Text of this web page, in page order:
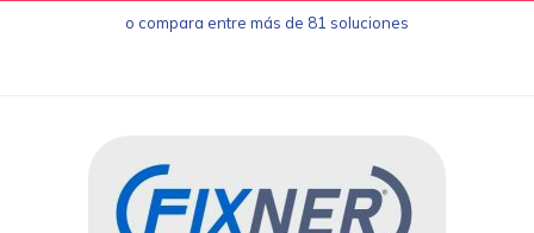
o compara entre más de 81 soluciones